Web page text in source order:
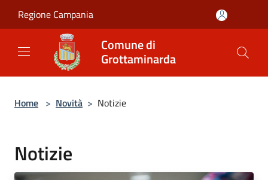
Regione Campania
Comune di
Grottaminarda
Home > Novità > Notizie
Notizie